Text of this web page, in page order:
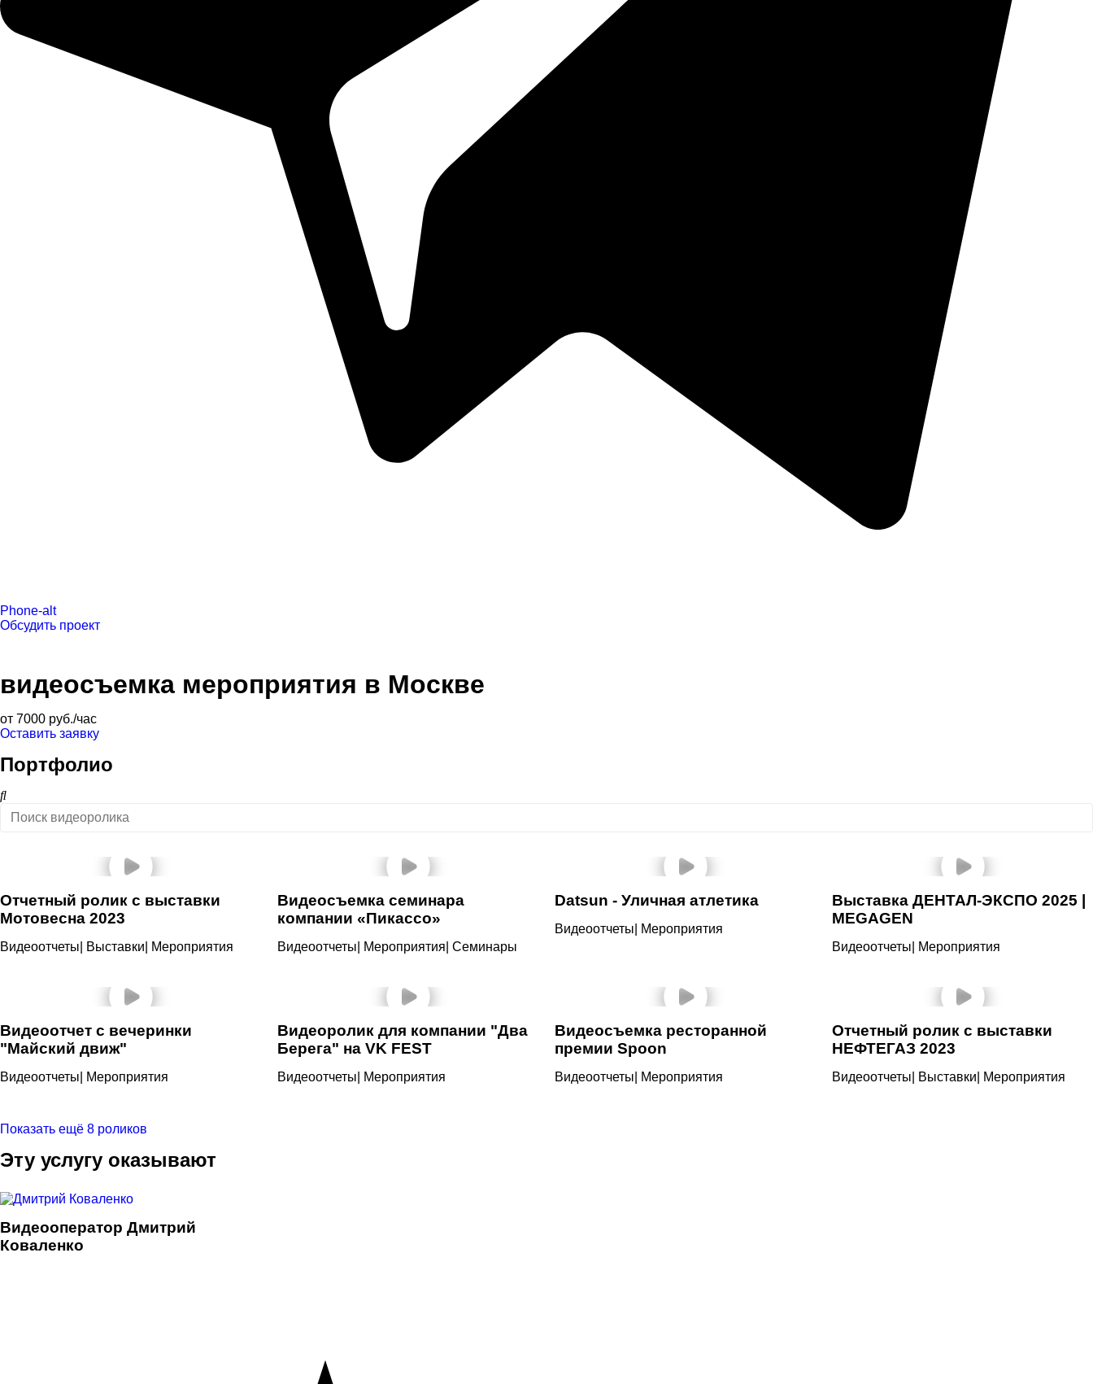
Phone-alt
Обсудить проект
видеосъемка мероприятия в Москве
от 7000 руб./час
Оставить заявку
Портфолио
Отчетный ролик с выставки
Мотовесна 2023
Видеоотчеты Выставки Мероприятия
Видеосъемка семинара
компании «Пикассо»
Видеоотчеты Мероприятия Семинары
Datsun - Уличная атлетика
Видеоотчеты Мероприятия
Выставка ДЕНТАЛ-ЭКСПО 2025 |
MEGAGEN
Видеоотчеты Мероприятия
Видеоотчет с вечеринки
"Майский движ"
Видеоотчеты Мероприятия
Видеоролик для компании "Два
Берега" на VK FEST
Видеоотчеты Мероприятия
Видеосъемка ресторанной
премии Spoon
Видеоотчеты Мероприятия
Отчетный ролик с выставки
НЕФТЕГАЗ 2023
Видеоотчеты Выставки Мероприятия
Показать ещё 8 роликов
Эту услугу оказывают
Видеооператор Дмитрий
Коваленко